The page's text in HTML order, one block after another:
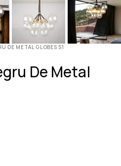
DE METAL GLOBES S1
De Metal